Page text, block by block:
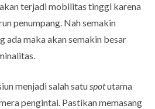
terjadi mobilitas tinggi karena
penumpang. Nah semakin
ada maka akan semakin besar
menjadi salah satuspotutama
pengintai. Pastikan memasang